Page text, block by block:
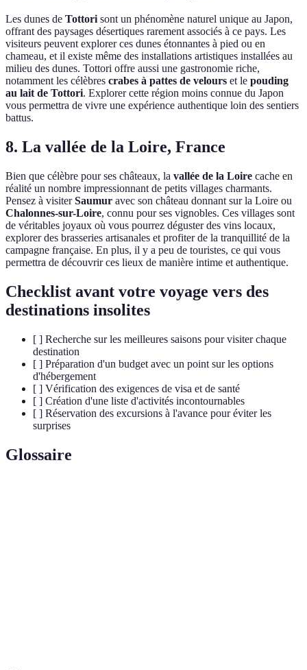
Les dunes de Tottori sont un phénomène naturel unique au Japon,
offrant des paysages désertiques rarement associés à ce pays. Les
visiteurs peuvent explorer ces dunes étonnantes à pied ou en
chameau, et il existe même des installations artistiques installées au
milieu des dunes. Tottori offre aussi une gastronomie riche,
notamment les célèbres crabes à pattes de velours et le pouding
au lait de Tottori. Explorer cette région moins connue du Japon
vous permettra de vivre une expérience authentique loin des sentiers
battus.
8. La vallée de la Loire, France
Bien que célèbre pour ses châteaux, la vallée de la Loire cache en
réalité un nombre impressionnant de petits villages charmants.
Pensez à visiterSaumur avec son château donnant sur la Loire ou
Chalonnes-sur-Loire, connu pour ses vignobles. Ces villages sont
de véritables joyaux où vous pourrez déguster des vins locaux,
explorer des brasseries artisanales et profiter de la tranquillité de la
campagne française. En plus, il y a peu de touristes, ce qui vous
permettra de découvrir ces lieux de manière intime et authentique.
Checklist avant votre voyage vers des
destinations insolites
[ ] Recherche sur les meilleures saisons pour visiter chaque
destination
[ ] Préparation d'un budget avec un point sur les options
d'hébergement
[ ] Vérification des exigences de visa et de santé
[ ] Création d'une liste d'activités incontournables
[ ] Réservation des excursions à l'avance pour éviter les
surprises
Glossaire